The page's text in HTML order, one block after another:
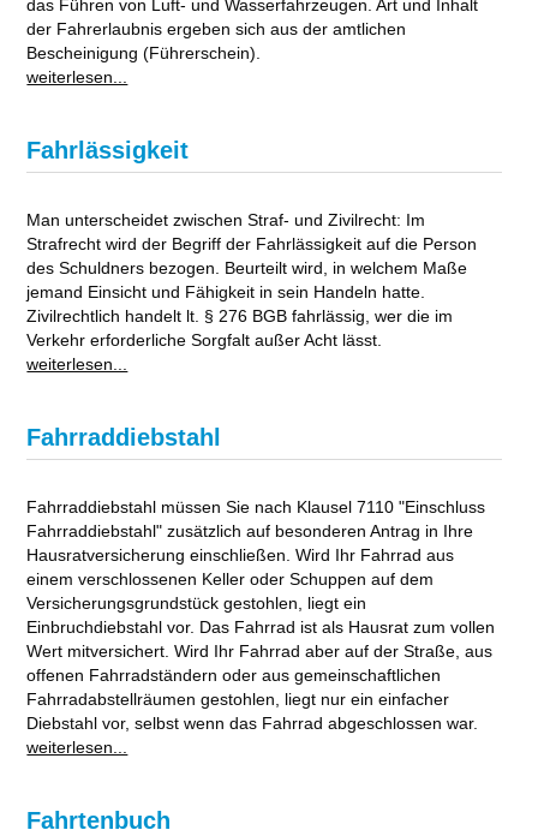
das Führen von Luft- und Wasserfahrzeugen. Art und Inhalt
der Fahrerlaubnis ergeben sich aus der amtlichen
Bescheinigung (Führerschein).
weiterlesen...
Fahrlässigkeit
Man unterscheidet zwischen Straf- und Zivilrecht: Im
Strafrecht wird der Begriff der Fahrlässigkeit auf die Person
des Schuldners bezogen. Beurteilt wird, in welchem Maße
jemand Einsicht und Fähigkeit in sein Handeln hatte.
Zivilrechtlich handelt lt. § 276 BGB fahrlässig, wer die im
Verkehr erforderliche Sorgfalt außer Acht lässt.
weiterlesen...
Fahrraddiebstahl
Fahrraddiebstahl müssen Sie nach Klausel 7110 "Einschluss
Fahrraddiebstahl" zusätzlich auf besonderen Antrag in Ihre
Hausratversicherung einschließen. Wird Ihr Fahrrad aus
einem verschlossenen Keller oder Schuppen auf dem
Versicherungsgrundstück gestohlen, liegt ein
Einbruchdiebstahl vor. Das Fahrrad ist als Hausrat zum vollen
Wert mitversichert. Wird Ihr Fahrrad aber auf der Straße, aus
offenen Fahrradständern oder aus gemeinschaftlichen
Fahrradabstellräumen gestohlen, liegt nur ein einfacher
Diebstahl vor, selbst wenn das Fahrrad abgeschlossen war.
weiterlesen...
Fahrtenbuch